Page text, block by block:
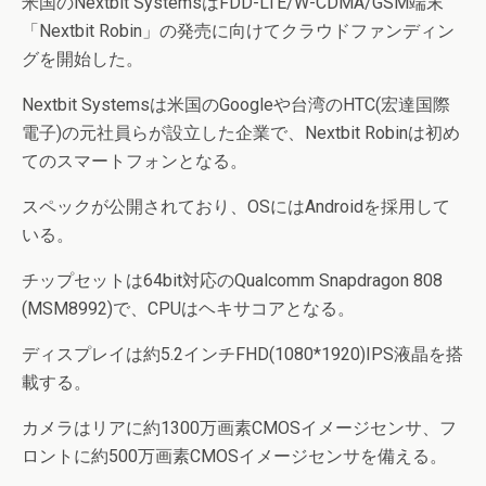
「Nextbit Robin」の発売に向けてクラウドファンディン
グを開始した。
Nextbit Systemsは米国のGoogleや台湾のHTC(宏達国際
電子)の元社員らが設立した企業で、Nextbit Robinは初め
てのスマートフォンとなる。
スペックが公開されており、OSにはAndroidを採用して
いる。
チップセットは64bit対応のQualcomm Snapdragon 808
(MSM8992)で、CPUはヘキサコアとなる。
ディスプレイは約5.2インチFHD(1080*1920)IPS液晶を搭
載する。
カメラはリアに約1300万画素CMOSイメージセンサ、フ
ロントに約500万画素CMOSイメージセンサを備える。